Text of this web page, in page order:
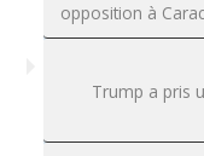
opposition à
Trump a pris